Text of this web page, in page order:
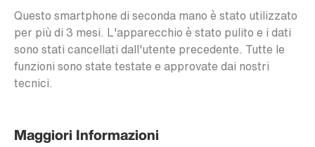
Questo smartphone di seconda mano è stato utilizzato
per più di 3 mesi. L'apparecchio è stato pulito e i dati
sono stati cancellati dall'utente precedente. Tutte le
funzioni sono state testate e approvate dai nostri
tecnici.
Maggiori Informazioni